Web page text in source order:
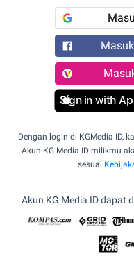
Sign in with
Dengan login di KGMedia ID,
Akun KG Media ID milikmu
sesuai
Akun KG Media ID dapat